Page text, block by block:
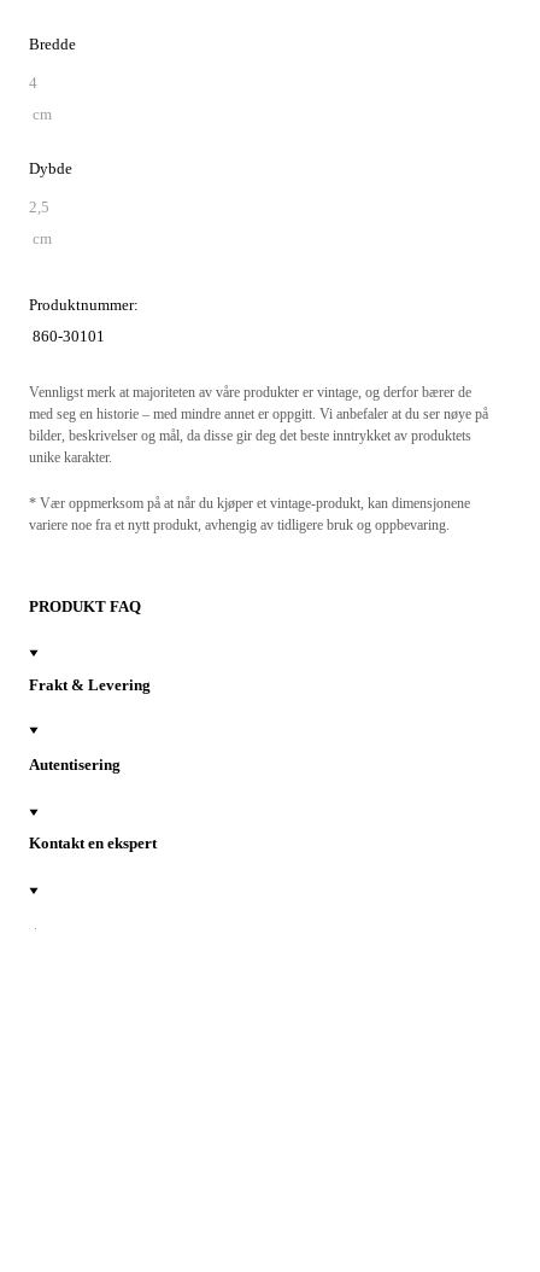
Bredde
4
cm
Dybde
2,5
cm
Produktnummer:
860-30101
Vennligst merk at majoriteten av våre produkter er vintage, og derfor bærer de
med seg en historie – med mindre annet er oppgitt. Vi anbefaler at du ser nøye på
bilder, beskrivelser og mål, da disse gir deg det beste inntrykket av produktets
unike karakter.
* Vær oppmerksom på at når du kjøper et vintage-produkt, kan dimensjonene
variere noe fra et nytt produkt, avhengig av tidligere bruk og oppbevaring.
PRODUKT FAQ
Frakt & Levering
Autentisering
Kontakt en ekspert